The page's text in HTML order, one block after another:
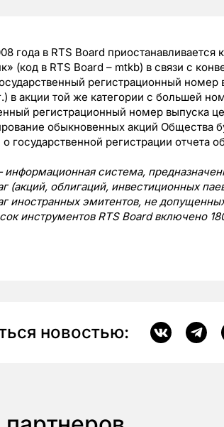
года в RTS Board
(код в RTS Board – mtkb) в связи с
регистрационный номер
в акции той же категории с большей
регистрационный номер выпуска
обыкновенных акций Общества
государственной регистрации отчета
система,
(акций, облигаций, инвестиционных
иностранных эмитентов, не
инструментов RTS Board включено
новостью: